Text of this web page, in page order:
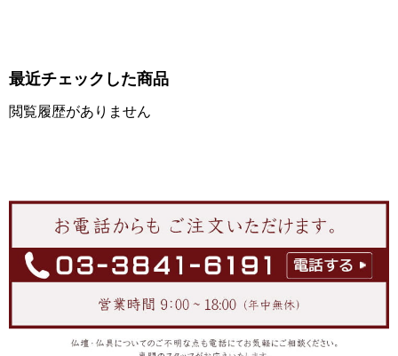
最近チェックした商品
閲覧履歴がありません